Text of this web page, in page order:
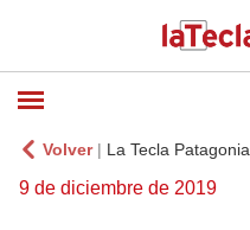
Volver| La Tecla Patagonia
9 de diciembre de 2019